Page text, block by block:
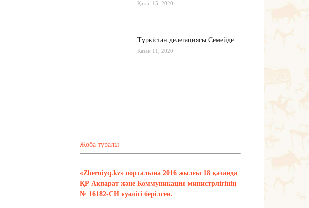
Қазан 15, 2020
Түркістан делегациясы Семейде
Қазан 11, 2020
Жоба туралы
«Zheruiyq.kz» порталына 2016 жылғы 18 қазанда
ҚР Ақпарат және Коммуникация министрлігінің
№ 16182-СИ куәлігі берілген.